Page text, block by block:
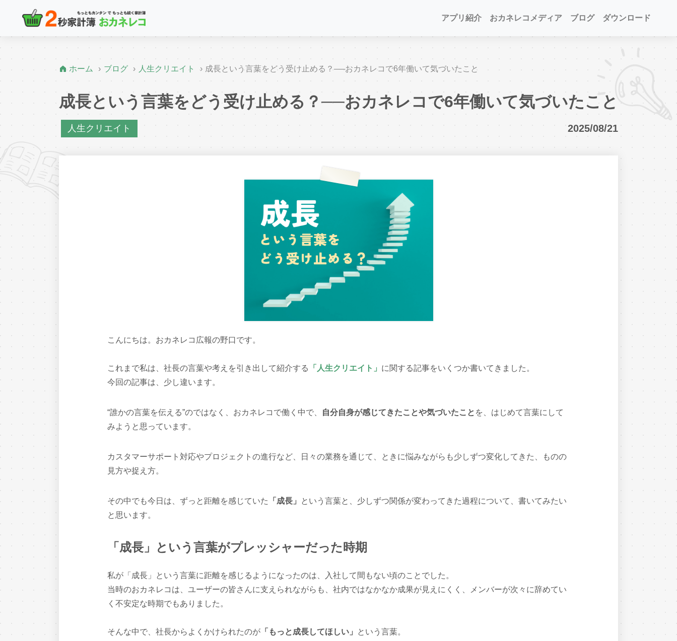
アプリ紹介 おカネレコメディア ブログ ダウンロード
ホーム ブログ 人生クリエイト 成長という言葉をどう受け止める？──おカネレコで6年働いて気づいたこと
成長という言葉をどう受け止める？──おカネレコで6年働いて気づいたこと
人生クリエイト 2025/08/21
こんにちは。おカネレコ広報の野口です。
これまで私は、社長の言葉や考えを引き出して紹介する 「人生クリエイト」 に関する記事をいくつか書いてきました。
今回の記事は、少し違います。
“誰かの言葉を伝える”のではなく、おカネレコで働く中で、 自分自身が感じてきたことや気づいたこと を、はじめて言葉にして
みようと思っています。
カスタマーサポート対応やプロジェクトの進行など、日々の業務を通じて、ときに悩みながらも少しずつ変化してきた、ものの
見方や捉え方。
その中でも今日は、ずっと距離を感じていた 「成長」
という言葉と、少しずつ関係が変わってきた過程について、書いてみたい
と思います。
「成長」という言葉がプレッシャーだった時期
私が「成長」という言葉に距離を感じるようになったのは、入社して間もない頃のことでした。
当時のおカネレコは、ユーザーの皆さんに支えられながらも、社内ではなかなか成果が見えにくく、メンバーが次々に辞めてい
く不安定な時期でもありました。
そんな中で、社長からよくかけられたのが 「もっと成長してほしい」
という言葉。